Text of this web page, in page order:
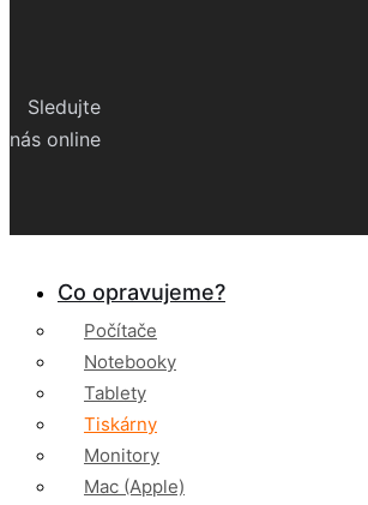
Sledujte
nás online
Co opravujeme?
Počítače
Notebooky
Tablety
Tiskárny
Monitory
Mac (Apple)